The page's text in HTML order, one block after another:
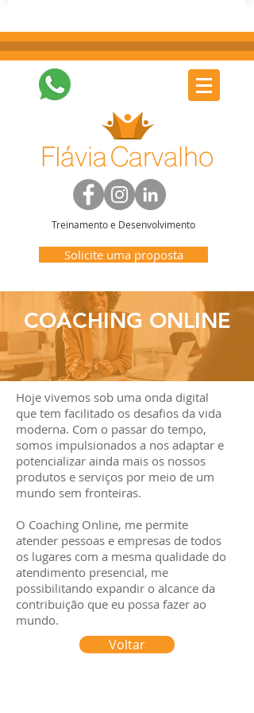
Treinamento e Desenvolvimento
Solicite uma proposta
COACHING ONLINE
Hoje vivemos sob uma onda digital
que tem facilitado os desafios da vida
moderna. Com o passar do tempo,
somos impulsionados a nos adaptar e
potencializar ainda mais os nossos
produtos e serviços por meio de um
mundo sem fronteiras.
O Coaching Online, me permite
atender pessoas e empresas de todos
os lugares com a mesma qualidade do
atendimento presencial, me
possibilitando expandir o alcance da
contribuição que eu possa fazer ao
mundo.
Voltar